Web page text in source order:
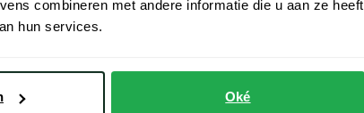
combineren met andere informatie die u aan ze heeft
hun services.
Oké